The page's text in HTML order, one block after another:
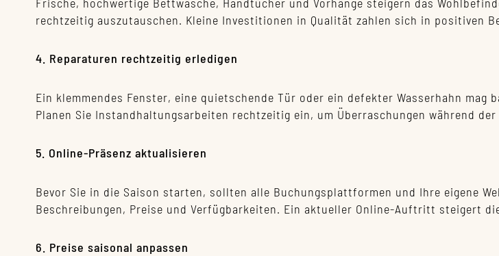
rechtzeitig auszutauschen. Kleine Investitionen in Qualität zahlen sich in positiven
4. Reparaturen rechtzeitig erledigen
Ein klemmendes Fenster, eine quietschende Tür oder ein defekter Wasserhahn mag
Planen Sie Instandhaltungsarbeiten rechtzeitig ein, um Überraschungen während der
5. Online-Präsenz aktualisieren
Bevor Sie in die Saison starten, sollten alle Buchungsplattformen und Ihre eigene
Beschreibungen, Preise und Verfügbarkeiten. Ein aktueller Online-Auftritt steigert
6. Preise saisonal anpassen